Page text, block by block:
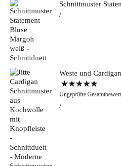
Schnittmuster
Weste und
Bewertet mit
5.00von 5
Ungeprüfte